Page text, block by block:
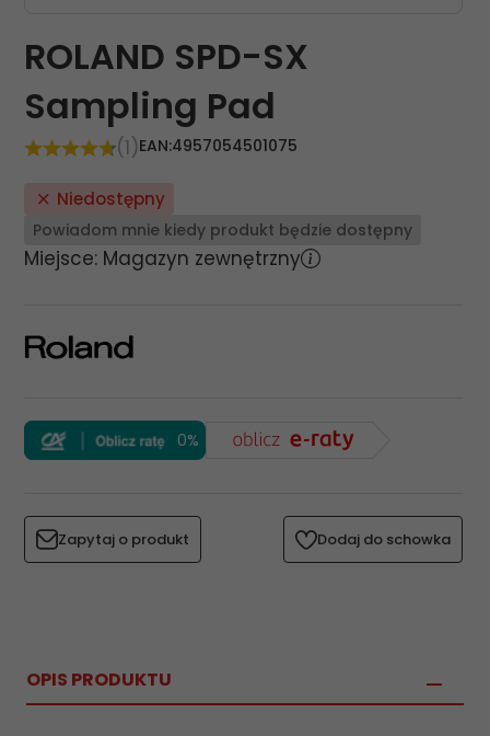
ROLAND SPD-SX
Sampling Pad
(1)EAN:4957054501075
Niedostępny
Powiadom mnie kiedy produkt będzie dostępny
Miejsce: Magazyn zewnętrzny
0%
Zapytaj o produkt Dodaj do schowka
OPIS PRODUKTU